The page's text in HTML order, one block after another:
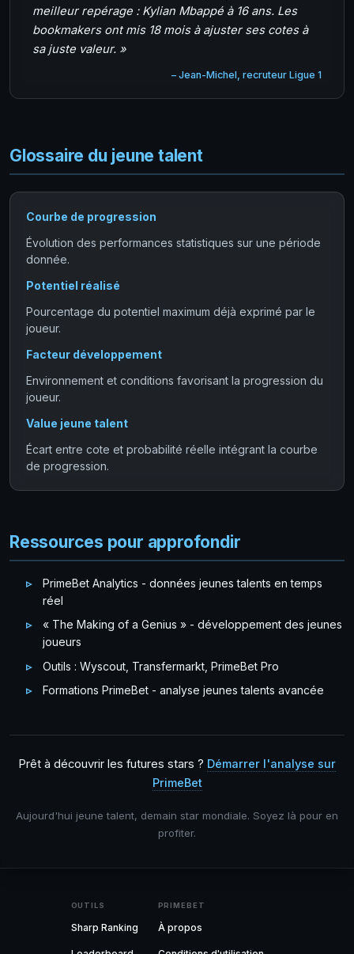
meilleur repérage : Kylian Mbappé à 16 ans. Les
bookmakers ont mis 18 mois à ajuster ses cotes à
sa juste valeur. »
– Jean-Michel, recruteur Ligue 1
Glossaire du jeune talent
Courbe de progression
Évolution des performances statistiques sur une période
donnée.
Potentiel réalisé
Pourcentage du potentiel maximum déjà exprimé par le
joueur.
Facteur développement
Environnement et conditions favorisant la progression du
joueur.
Value jeune talent
Écart entre cote et probabilité réelle intégrant la courbe
de progression.
Ressources pour approfondir
PrimeBet Analytics - données jeunes talents en temps
réel
« The Making of a Genius » - développement des jeunes
joueurs
Outils : Wyscout, Transfermarkt, PrimeBet Pro
Formations PrimeBet - analyse jeunes talents avancée
Prêt à découvrir les futures stars ? Démarrer l'analyse sur
PrimeBet
Aujourd'hui jeune talent, demain star mondiale. Soyez là pour en
profiter.
OUTILS
Sharp Ranking
PRIMEBET
À propos